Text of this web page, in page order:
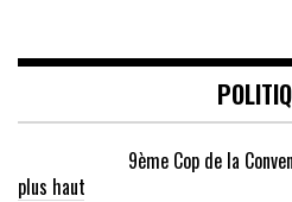
9ème Cop de la
plus haut